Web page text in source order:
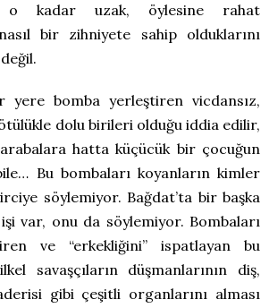
o kadar uzak, öylesine rahat
bir zihniyete sahip olduklarını
yere bomba yerleştiren vicdansız,
dolu birileri olduğu iddia edilir,
hatta küçücük bir çocuğun
Bu bombaları koyanların kimler
söylemiyor. Bağdat’ta bir başka
var, onu da söylemiyor. Bombaları
ve “erkekliğini” ispatlayan bu
savaşçıların düşmanlarının diş,
gibi çeşitli organlarını alması